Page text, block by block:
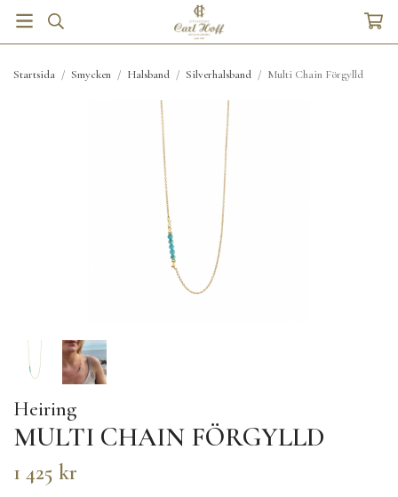
Startsida / Smycken / Halsband / Silverhalsband / Multi Chain Förgylld
Heiring
MULTI CHAIN FÖRGYLLD
1 425 kr